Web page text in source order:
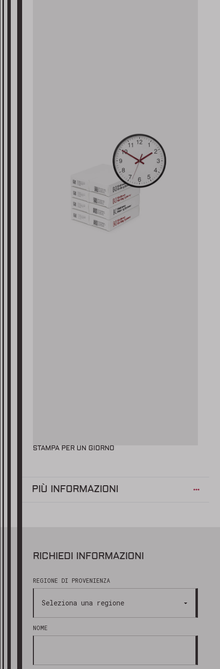
STAMPA PER UN GIORNO
PIÙ INFORMAZIONI
RICHIEDI INFORMAZIONI
REGIONE DI PROVENIENZA
NOME